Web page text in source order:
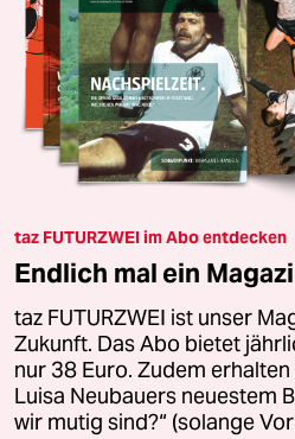
taz FUTURZWEI im Abo entdecken
Endlich mal ein
taz FUTURZWEI ist unser
Zukunft. Das Abo bietet
nur 38 Euro. Zudem
Luisa Neubauers neuestem
wir mutig sind?“ (solange